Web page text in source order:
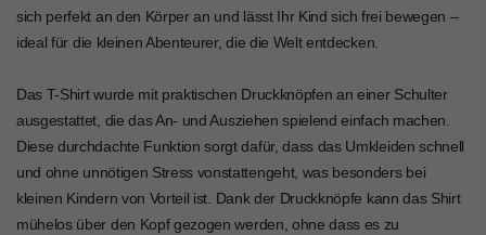
sich perfekt an den Körper an und lässt Ihr Kind sich frei bewegen –
ideal für die kleinen Abenteurer, die die Welt entdecken.
Das T-Shirt wurde mit praktischen Druckknöpfen an einer Schulter
ausgestattet, die das An- und Ausziehen spielend einfach machen.
Diese durchdachte Funktion sorgt dafür, dass das Umkleiden schnell
und ohne unnötigen Stress vonstattengeht, was besonders bei
kleinen Kindern von Vorteil ist. Dank der Druckknöpfe kann das Shirt
mühelos über den Kopf gezogen werden, ohne dass es zu